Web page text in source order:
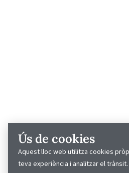
Ús de cookies
Aquest lloc web utilitza cookies
teva experiència i analitzar el